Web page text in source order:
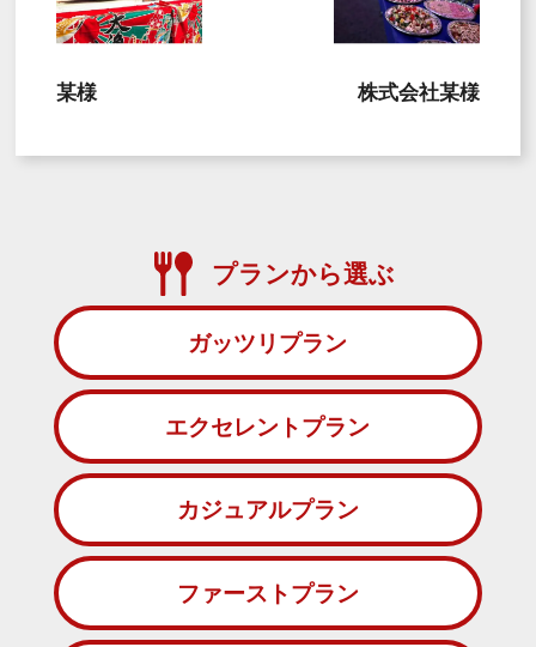
某様 株式会社某様
プランから選ぶ
ガッツリプラン
エクセレントプラン
カジュアルプラン
ファーストプラン